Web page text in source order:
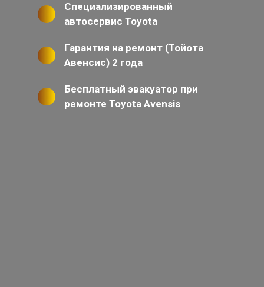
Специализированный
автосервис Toyota
Гарантия на ремонт (Тойота
Авенсис) 2 года
Бесплатный эвакуатор при
ремонте Toyota Avensis